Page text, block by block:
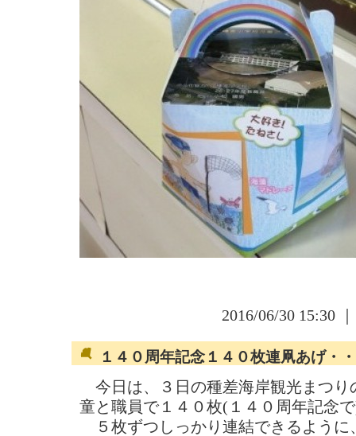
2016/06/30 15:30
１４０周年記念１４０枚連凧あげ・
今日は、３日の種差海岸観光まつり
童と職員で１４０枚(１４０周年記念
５枚ずつしっかり連結できるように